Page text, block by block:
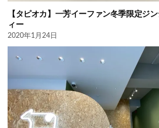
【タピオカ】一芳イーファン冬季限定ジ
ィー
2020年1月24日